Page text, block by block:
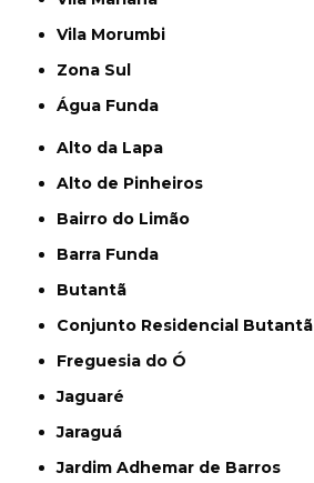
Vila Morumbi
Zona Sul
Água Funda
Alto da Lapa
Alto de Pinheiros
Bairro do Limão
Barra Funda
Butantã
Conjunto Residencial Butantã
Freguesia do Ó
Jaguaré
Jaraguá
Jardim Adhemar de Barros